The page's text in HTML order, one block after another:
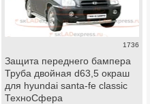
1736
Защита переднего бампера
Труба двойная d63,5 окраш
для hyundai santa-fe classic
ТехноСфера